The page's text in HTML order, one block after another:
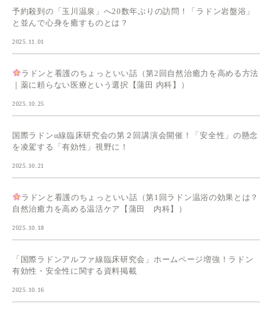
予約殺到の「玉川温泉」へ20数年ぶりの訪問！「ラドン岩盤浴」
と並んで心身を癒すものとは？
2025.11.01
ラドンと看護のちょっといい話（第2回自然治癒力を高める方法
｜薬に頼らない医療という選択【蒲田 内科】）
2025.10.25
国際ラドンα線臨床研究会の第２回講演会開催！「安全性」の懸念
を凌駕する「有効性」視野に！
2025.10.21
ラドンと看護のちょっといい話（第1回ラドン温浴の効果とは？
自然治癒力を高める温活ケア【蒲田 内科】）
2025.10.18
「国際ラドンアルファ線臨床研究会」ホームページ増強！ラドン
有効性・安全性に関する資料掲載
2025.10.16